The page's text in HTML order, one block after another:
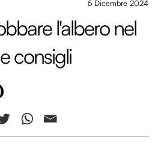
5 Dicembre 2024
l'albero nel
consigli